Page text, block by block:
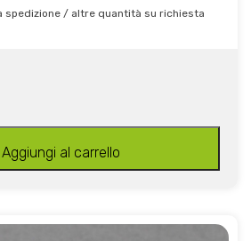
spedizione / altre quantità su richiesta
Aggiungi al carrello